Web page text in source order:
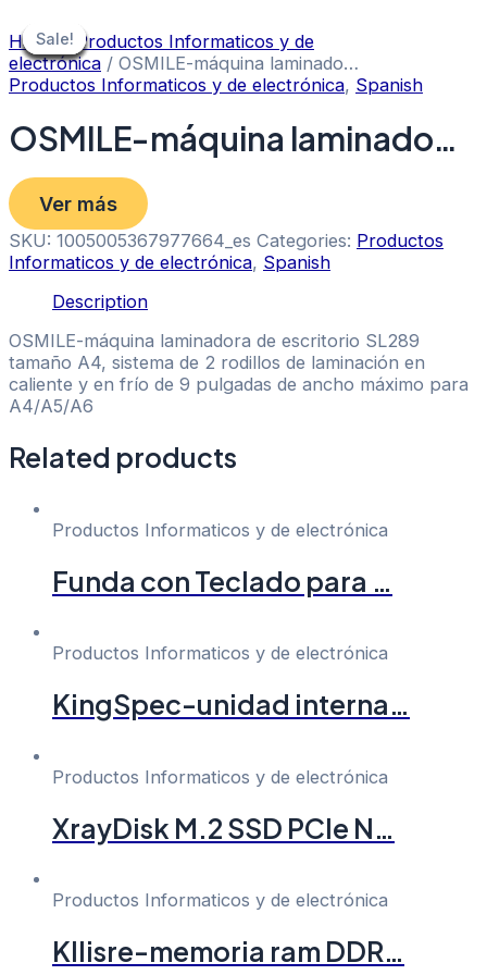
to
content
Sale!
Home/ Productos Informaticos y de
electrónica / OSMILE-máquina laminado…
Productos Informaticos y de electrónica, Spanish
OSMILE-máquina laminado…
Ver más
SKU: 1005005367977664_es Categories: Productos
Informaticos y de electrónica, Spanish
Description
OSMILE-máquina laminadora de escritorio SL289
tamaño A4, sistema de 2 rodillos de laminación en
caliente y en frío de 9 pulgadas de ancho máximo para
A4/A5/A6
Related products
Sale!
Sale!
Productos Informaticos y de electrónica
Funda con Teclado para …
Sale!
Sale!
Productos Informaticos y de electrónica
KingSpec-unidad interna…
Sale!
Sale!
Productos Informaticos y de electrónica
XrayDisk M.2 SSD PCIe N…
Sale!
Sale!
Productos Informaticos y de electrónica
Kllisre-memoria ram DDR…